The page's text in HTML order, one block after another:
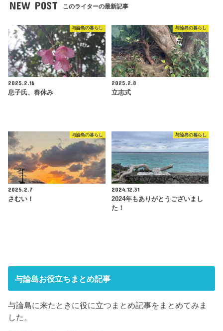
NEW POST このライターの最新記事
与論島の暮らし
2025.2.16
息子氏、春休み
与論島の暮らし
2025.2.8
立志式
与論島の暮らし
2025.2.7
さむい！
与論島の暮らし
2024.12.31
2024年もありがとうございまし
た！
与論島お役立ちまとめ記事
与論島に来たときに役に立つまとめ記事をまとめてみま
した。